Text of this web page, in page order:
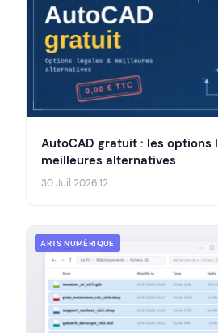
AutoCAD gratuit : les options
meilleures alternatives
30 Juil 2026·12
ARTS NUMÉRIQUE